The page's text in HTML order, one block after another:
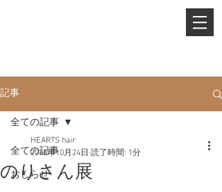
記事
全ての記事
おしらせ
全ての記事
のりさん展
HEARTS hair
2018年10月24日 読了時間: 1分